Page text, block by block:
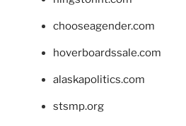
chooseagender.com
hoverboardssale.com
alaskapolitics.com
stsmp.org